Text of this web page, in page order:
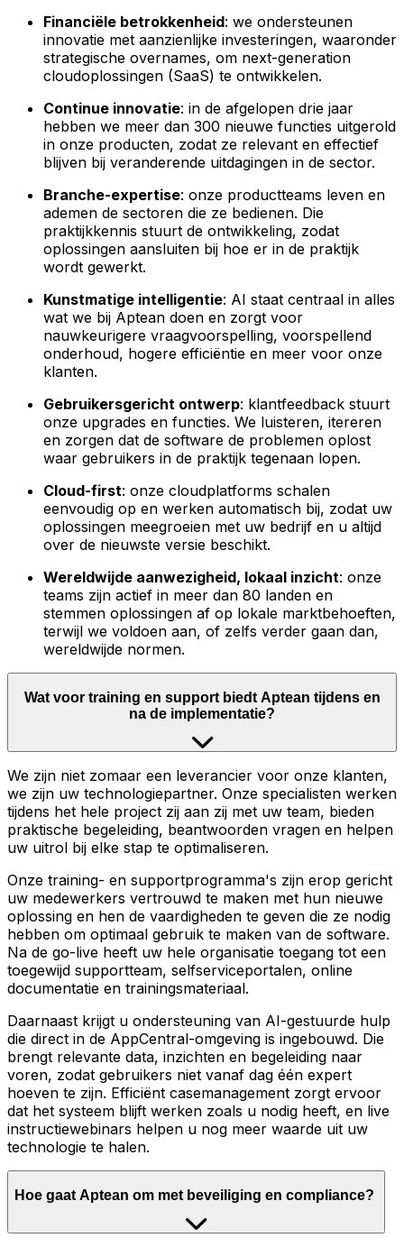
Financiële betrokkenheid: we ondersteunen
innovatie met aanzienlijke investeringen, waaronder
strategische overnames, om next-generation
cloudoplossingen (SaaS) te ontwikkelen.
Continue innovatie: in de afgelopen drie jaar
hebben we meer dan 300 nieuwe functies uitgerold
in onze producten, zodat ze relevant en effectief
blijven bij veranderende uitdagingen in de sector.
Branche-expertise: onze productteams leven en
ademen de sectoren die ze bedienen. Die
praktijkkennis stuurt de ontwikkeling, zodat
oplossingen aansluiten bij hoe er in de praktijk
wordt gewerkt.
Kunstmatige intelligentie: AI staat centraal in alles
wat we bij Aptean doen en zorgt voor
nauwkeurigere vraagvoorspelling, voorspellend
onderhoud, hogere efficiëntie en meer voor onze
klanten.
Gebruikersgericht ontwerp: klantfeedback stuurt
onze upgrades en functies. We luisteren, itereren
en zorgen dat de software de problemen oplost
waar gebruikers in de praktijk tegenaan lopen.
Cloud-first: onze cloudplatforms schalen
eenvoudig op en werken automatisch bij, zodat uw
oplossingen meegroeien met uw bedrijf en u altijd
over de nieuwste versie beschikt.
Wereldwijde aanwezigheid, lokaal inzicht: onze
teams zijn actief in meer dan 80 landen en
stemmen oplossingen af op lokale marktbehoeften,
terwijl we voldoen aan, of zelfs verder gaan dan,
wereldwijde normen.
Wat voor training en support biedt Aptean tijdens en
na de implementatie?
We zijn niet zomaar een leverancier voor onze klanten,
we zijn uw technologiepartner. Onze specialisten werken
tijdens het hele project zij aan zij met uw team, bieden
praktische begeleiding, beantwoorden vragen en helpen
uw uitrol bij elke stap te optimaliseren.
Onze training- en supportprogramma's zijn erop gericht
uw medewerkers vertrouwd te maken met hun nieuwe
oplossing en hen de vaardigheden te geven die ze nodig
hebben om optimaal gebruik te maken van de software.
Na de go-live heeft uw hele organisatie toegang tot een
toegewijd supportteam, selfserviceportalen, online
documentatie en trainingsmateriaal.
Daarnaast krijgt u ondersteuning van AI-gestuurde hulp
die direct in de AppCentral-omgeving is ingebouwd. Die
brengt relevante data, inzichten en begeleiding naar
voren, zodat gebruikers niet vanaf dag één expert
hoeven te zijn. Efficiënt casemanagement zorgt ervoor
dat het systeem blijft werken zoals u nodig heeft, en live
instructiewebinars helpen u nog meer waarde uit uw
technologie te halen.
Hoe gaat Aptean om met beveiliging en compliance?